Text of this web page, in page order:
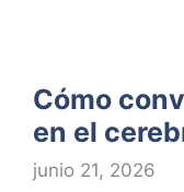
Cómo
en el
junio 21, 2026